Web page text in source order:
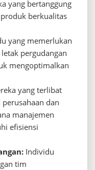
yang bertanggung
berkualitas
yang memerlukan
pergudangan
mengoptimalkan
yang terlibat
dan
manajemen
efisiensi
Individu
tim